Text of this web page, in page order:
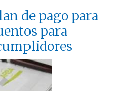
de pago para
para